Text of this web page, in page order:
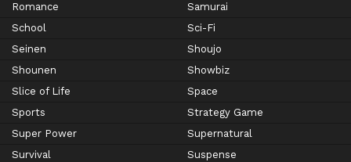
Romance
Samurai
School
Sci-Fi
Seinen
Shoujo
Shounen
Showbiz
Slice of Life
Space
Sports
Strategy Game
Super Power
Supernatural
Survival
Suspense